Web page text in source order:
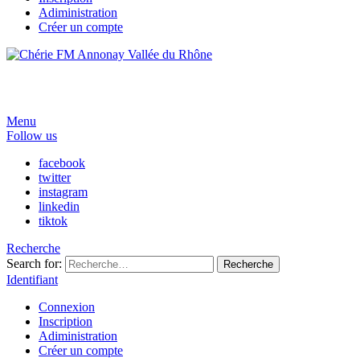
Adiministration
Créer un compte
Menu
Follow us
facebook
twitter
instagram
linkedin
tiktok
Recherche
Search for:
Recherche
Identifiant
Connexion
Inscription
Adiministration
Créer un compte